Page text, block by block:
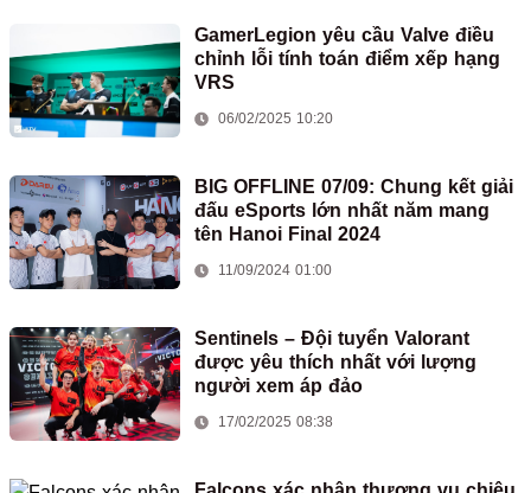
GamerLegion yêu cầu Valve điều
chỉnh lỗi tính toán điểm xếp hạng
VRS
06/02/2025 10:20
BIG OFFLINE 07/09: Chung kết giải
đấu eSports lớn nhất năm mang
tên Hanoi Final 2024
11/09/2024 01:00
Sentinels – Đội tuyển Valorant
được yêu thích nhất với lượng
người xem áp đảo
17/02/2025 08:38